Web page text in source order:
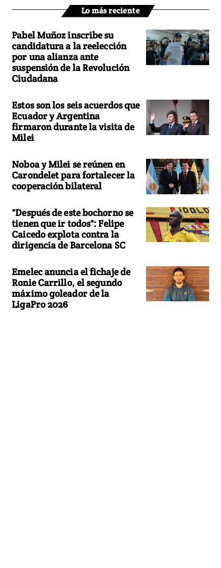
Lo más reciente
Pabel Muñoz inscribe su
candidatura a la reelección
por una alianza ante
suspensión de la Revolución
Ciudadana
Estos son los seis acuerdos que
Ecuador y Argentina
firmaron durante la visita de
Milei
Noboa y Milei se reúnen en
Carondelet para fortalecer la
cooperación bilateral
"Después de este bochorno se
tienen que ir todos": Felipe
Caicedo explota contra la
dirigencia de Barcelona SC
Emelec anuncia el fichaje de
Ronie Carrillo, el segundo
máximo goleador de la
LigaPro 2026